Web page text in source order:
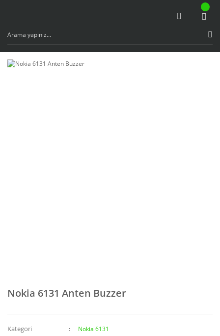
Nokia 6131 Anten Buzzer
Kategori Nokia 6131